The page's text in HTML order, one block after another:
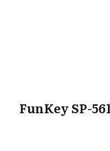
FunKey SP-